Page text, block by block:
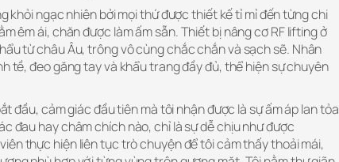
khỏi ngạc nhiên bởi mọi thứ được thiết kế tỉ mỉ đến từng chi
êm ái, chăn được làm ấm sẵn. Thiết bị nâng cơ RF lifting ở
từ châu Âu, trông vô cùng chắc chắn và sạch sẽ. Nhân
tề, đeo găng tay và khẩu trang đầy đủ, thể hiện sự chuyên
đầu, cảm giác đầu tiên mà tôi nhận được là sự ấm áp lan tỏa
đau hay châm chích nào, chỉ là sự dễ chịu như được
thực hiện liên tục trò chuyện để tôi cảm thấy thoải mái,